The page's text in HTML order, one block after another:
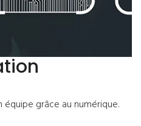
grâce au numérique.